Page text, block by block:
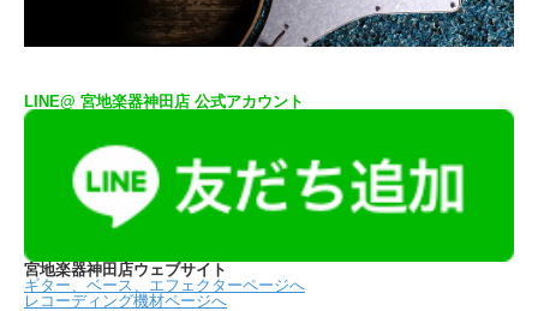
LINE@ 宮地楽器神田店 公式アカウント
宮地楽器神田店ウェブサイト
ギター、ベース、エフェクターページへ
レコーディング機材ページへ